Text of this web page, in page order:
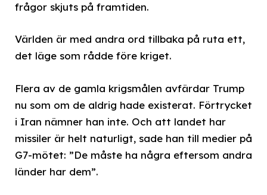
frågor skjuts på framtiden.
Världen är med andra ord tillbaka på ruta ett,
det läge som rådde före kriget.
Flera av de gamla krigsmålen avfärdar Trump
nu som om de aldrig hade existerat. Förtrycket
i Iran nämner han inte. Och att landet har
missiler är helt naturligt, sade han till medier på
G7-mötet: ”De måste ha några eftersom andra
länder har dem”.